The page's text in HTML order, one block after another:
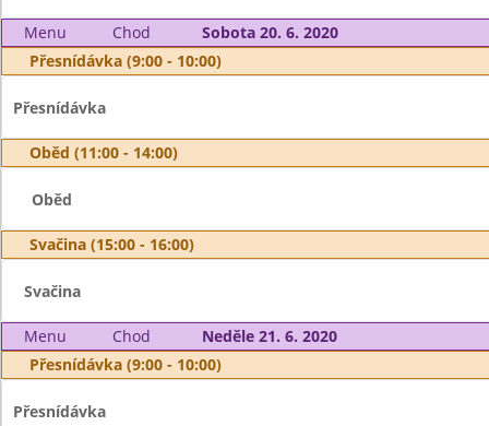
Menu Chod
Sobota 20. 6. 2020
Přesnídávka (9:00 - 10:00)
Přesnídávka
Oběd (11:00 - 14:00)
Oběd
Svačina (15:00 - 16:00)
Svačina
Menu Chod
Neděle 21. 6. 2020
Přesnídávka (9:00 - 10:00)
Přesnídávka